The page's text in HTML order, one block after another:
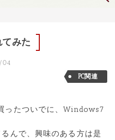
みた
04
PC関連
ったついでに、Windows7
んで、興味のある方は是